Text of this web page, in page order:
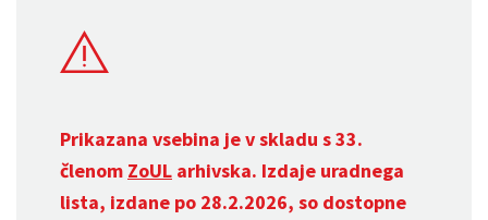
Prikazana vsebina je v skladu s 33.
členom ZoUL arhivska. Izdaje uradnega
lista, izdane po 28.2.2026, so dostopne